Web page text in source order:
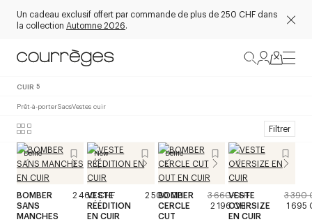
Un cadeau exclusif offert par commande de plus de 250 CHF dans
la collection Automne 2026.
CUIR 5
Prêt-à-porterSacsVestes cuir
Filtrer
Défilé
BOMBER
SANS
MANCHES
2 460 CHF
New
VESTE
RÉÉDITION
EN CUIR
2 500 CHF
Défilé
BOMBER
CERCLE
CUT
3 660 CHF
2 196 CHF
VESTE
OVERSIZE
EN CUIR
3 390
1 695